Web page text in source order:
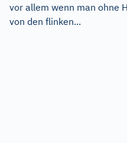
vor allem wenn man ohne
von den flinken...